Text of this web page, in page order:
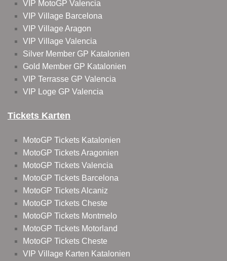
VIP MotoGP Valencia
VIP Village Barcelona
VIP Village Aragon
VIP Village Valencia
Silver Member GP Katalonien
Gold Member GP Katalonien
VIP Terrasse GP Valencia
VIP Loge GP Valencia
Tickets Karten
MotoGP Tickets Katalonien
MotoGP Tickets Aragonien
MotoGP Tickets Valencia
MotoGP Tickets Barcelona
MotoGP Tickets Alcaniz
MotoGP Tickets Cheste
MotoGP Tickets Montmelo
MotoGP Tickets Motorland
MotoGP Tickets Cheste
VIP Village Karten Katalonien